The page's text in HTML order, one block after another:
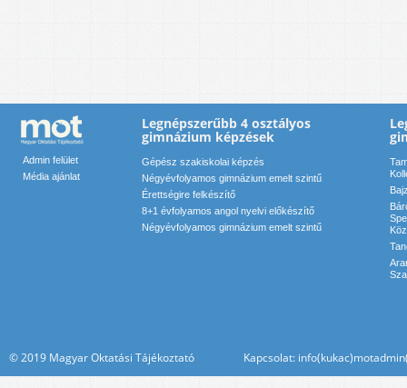
Admin felület
Média ajánlat
Legnépszerűbb 4 osztályos
gimnázium képzések
Gépész szakiskolai képzés
Négyévfolyamos gimnázium emelt szintű
Érettségire felkészítő
8+1 évfolyamos angol nyelvi előkészítő
Négyévfolyamos gimnázium emelt szintű
© 2019 Magyar Oktatási Tájékoztató Kapcsolat: